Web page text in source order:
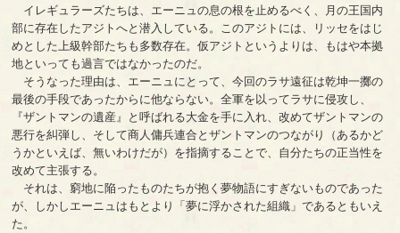
イレギュラーズたちは、エーニュの息の根を止めるべく、月の王国内
部に存在したアジトへと潜入している。このアジトには、リッセをはじ
めとした上級幹部たちも多数存在。仮アジトというよりは、もはや本拠
地といっても過言ではなかったのだ。
そうなった理由は、エーニュにとって、今回のラサ遠征は乾坤一擲の
最後の手段であったからに他ならない。全軍を以ってラサに侵攻し、
『ザントマンの遺産』と呼ばれる大金を手に入れ、改めてザントマンの
悪行を糾弾し、そして商人傭兵連合とザントマンのつながり（あるかど
うかといえば、無いわけだが）を指摘することで、自分たちの正当性を
改めて主張する。
それは、窮地に陥ったものたちが抱く夢物語にすぎないものであった
が、しかしエーニュはもとより「夢に浮かされた組織」であるともいえ
た。